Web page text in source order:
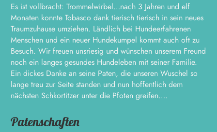
Es ist vollbracht: Trommelwirbel…nach 3 Jahren und elf
Monaten konnte Tobasco dank tierisch tierisch in sein neues
Traumzuhause umziehen. Ländlich bei Hundeerfahrenen
Menschen und ein neuer Hundekumpel kommt auch oft zu
Besuch. Wir freuen unsriesig und wünschen unserem Freund
noch ein langes gesundes Hundeleben mit seiner Familie.
Ein dickes Danke an seine Paten, die unseren Wuschel so
lange treu zur Seite standen und nun hoffentlich dem
nächsten Schkortitzer unter die Pfoten greifen….
Patenschaften